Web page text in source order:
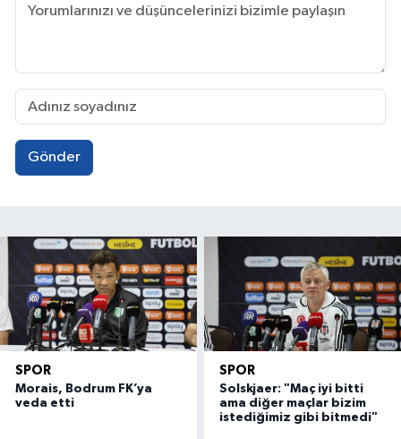
Gönder
SPOR
Morais, Bodrum FK’ya
veda etti
SPOR
Solskjaer: "Maç iyi bitti
ama diğer maçlar bizim
istediğimiz gibi bitmedi"